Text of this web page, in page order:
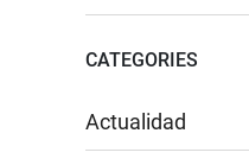
CATEGORIES
Actualidad